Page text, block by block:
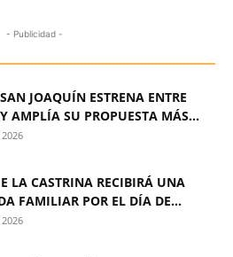
- Publicidad -
JOAQUÍN ESTRENA ENTRE
AMPLÍA SU PROPUESTA MÁS...
LA CASTRINA RECIBIRÁ UNA
FAMILIAR POR EL DÍA DE...